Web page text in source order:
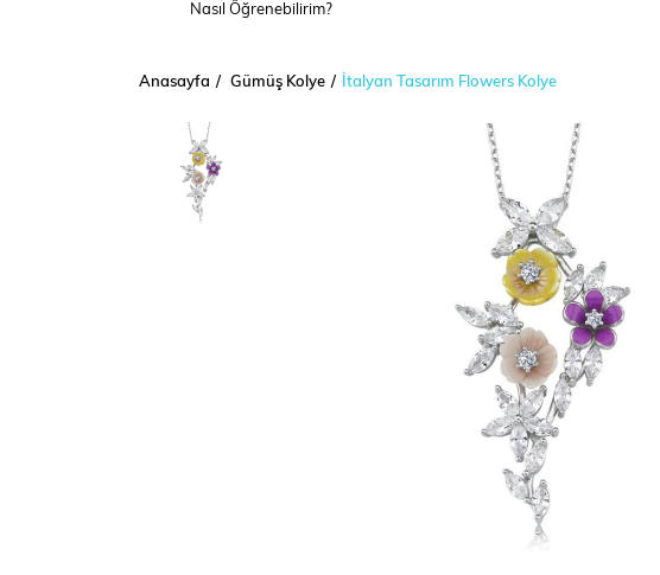
Nasıl Öğrenebilirim?
Anasayfa Gümüş Kolye İtalyan Tasarım Flowers Kolye